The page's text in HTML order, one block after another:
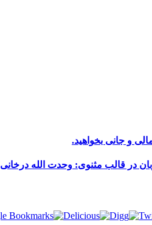
و جانی بخواهید.
در قالب مثنوی: وحدت الله درخانی